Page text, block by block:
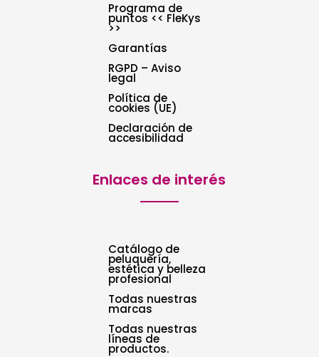
Programa de
puntos << FleKys
>>
Garantías
RGPD – Aviso
legal
Política de
cookies (UE)
Declaración de
accesibilidad
Enlaces de interés
Catálogo de
peluquería,
estética y belleza
profesional
Todas nuestras
marcas
Todas nuestras
líneas de
productos.